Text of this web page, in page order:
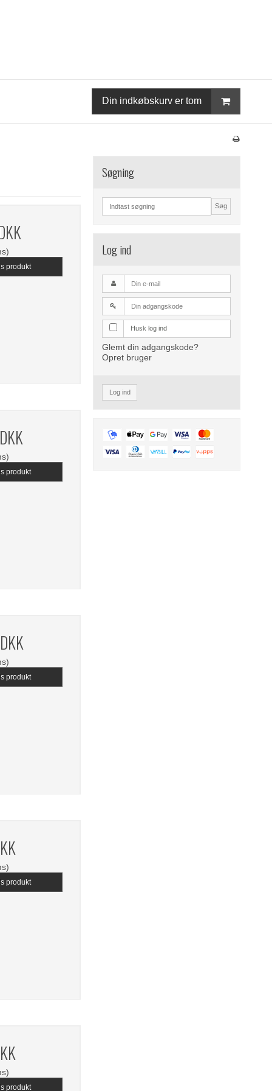
Din indkøbskurv er tom
produkt
produkt
produkt
produkt
produkt
Søgning
Søg
Log ind
Husk log ind
Glemt din adgangskode?
Opret bruger
Log ind